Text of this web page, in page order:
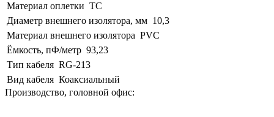
Материал оплетки TC
Диаметр внешнего изолятора, мм 10,3
Материал внешнего изолятора PVC
Ёмкость, пФ/метр 93,23
Тип кабеля RG-213
Вид кабеля Коаксиальный
Производство, головной офис: